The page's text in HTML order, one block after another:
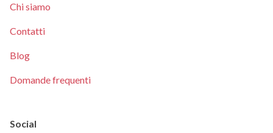
Chi siamo
Contatti
Blog
Domande frequenti
Social